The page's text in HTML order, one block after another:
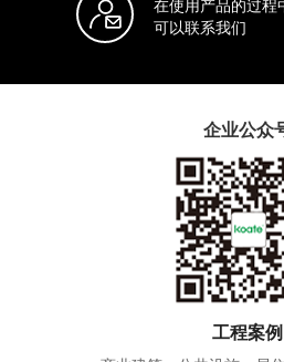
在使用产品的过程
可以联系我们
工程案例
企业公众